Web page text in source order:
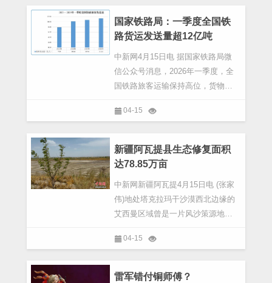
司主要负责同志出
国家铁路局：一季度全国铁
路货运发送量超12亿吨
中新网4月15日电 据国家铁路局微
信公众号消息，2026年一季度，全
国铁路旅客运输保持高位，货物运
众平安、有序、温馨出行和货物运
供了有力支撑。
04-15
新疆阿瓦提县生态修复面积
达78.85万亩
中新网新疆阿瓦提4月15日电 (张家
伟)地处塔克拉玛干沙漠西北边缘的
艾西曼区域曾是一片风沙策源地，
如今，这里正发生着变化：再生水
长，湖泊湿地重现生机
04-15
雷军错付铜师傅？